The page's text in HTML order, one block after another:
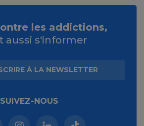
les addictions,
aussi s'informer
À LA NEWSLETTER
SUIVEZ-NOUS